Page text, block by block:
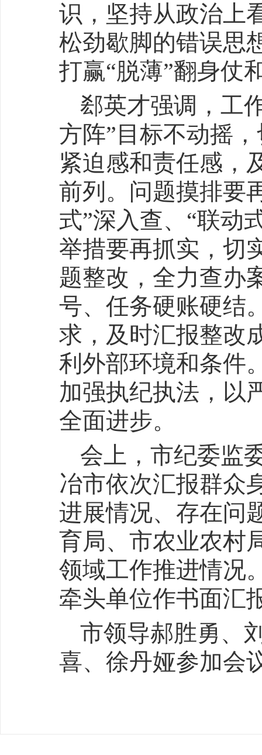
识，坚持从政治上
松劲歇脚的错误思
打赢“脱薄”翻身仗
郄英才强调，工
方阵”目标不动摇
紧迫感和责任感，
前列。问题摸排要
式”深入查、“联动
举措要再抓实，切
题整改，全力查办
号、任务硬账硬结
求，及时汇报整改
利外部环境和条件
加强执纪执法，以
全面进步。
会上，市纪委监
冶市依次汇报群众
进展情况、存在问
育局、市农业农村
领域工作推进情况
牵头单位作书面汇
市领导郝胜勇、
喜、徐丹娅参加